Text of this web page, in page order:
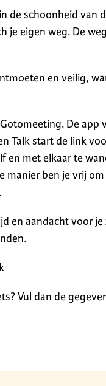
de schoonheid van
je eigen weg. De
en veilig,
De
Talk start de link
en met elkaar te
manier ben je vrij
en aandacht voor
Vul dan de